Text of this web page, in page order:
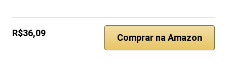
R$36,09 Comprar na Amazon